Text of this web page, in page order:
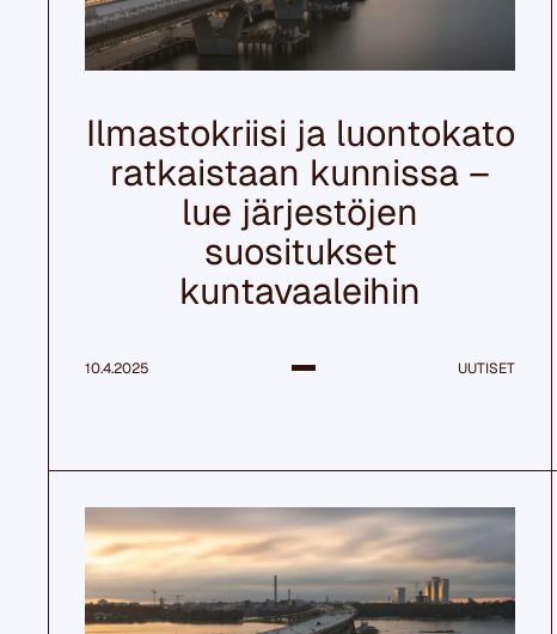
Ilmastokriisi ja luontokato
ratkaistaan kunnissa –
lue järjestöjen
suositukset
kuntavaaleihin
10.4.2025 UUTISET